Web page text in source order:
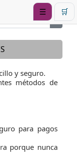
☰ 🛒
y seguro.
métodos de
para pagos
porque nunca